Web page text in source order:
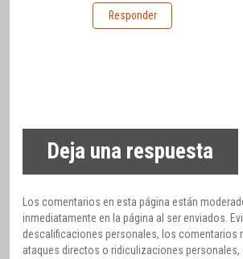
Responder
Deja una respuesta
Los comentarios en esta página están
inmediatamente en la página al ser enviados.
descalificaciones personales, los comentarios
ataques directos o ridiculizaciones